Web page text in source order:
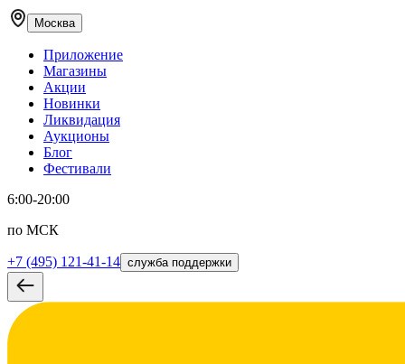
Москва
Приложение
Магазины
Акции
Новинки
Ликвидация
Аукционы
Блог
Фестивали
6:00-20:00
по МСК
+7 (495) 121-41-14 служба поддержки